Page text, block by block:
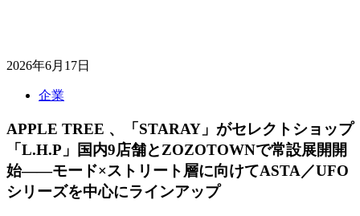
2026年6月17日
企業
APPLE TREE 、「STARAY」がセレクトショップ
「L.H.P」国内9店舗とZOZOTOWNで常設展開開
始――モード×ストリート層に向けてASTA／UFO
シリーズを中心にラインアップ